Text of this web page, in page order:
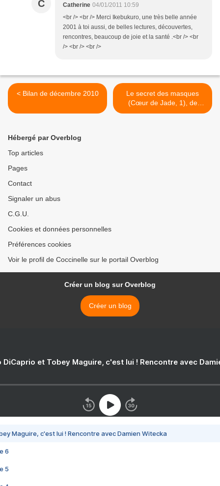
C Catherine 04/01/2011 10:59
<br /> <br /> Merci Ikebukuro, une très belle année
2001 à toi aussi, de belles lectures, découvertes,
rencontres, beaucoup de joie et la santé .<br /> <br
/> <br /> <br />
< Bilan de décembre 2010
Le secret des masques
(Cœur de Jade, 1), de
Kristoff Valla >
Hébergé par Overblog
Top articles
Pages
Contact
Signaler un abus
C.G.U.
Cookies et données personnelles
Préférences cookies
Voir le profil de Coccinelle sur le portail Overblog
Créer un blog sur Overblog
Créer un blog
DiCaprio et Tobey Maguire, c'est lui ! Rencontre avec
Maguire, c'est lui ! Rencontre avec Damien Witecka
6
5